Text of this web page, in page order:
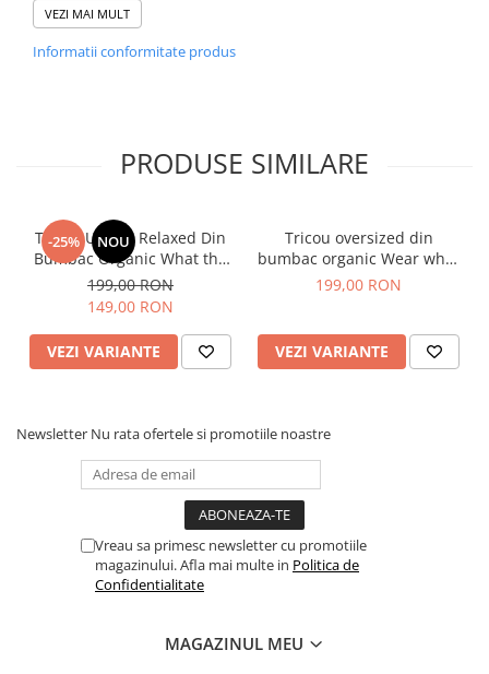
Tabelul de mărimi este furnizat de producător.
SUGESTIE! Măsurați unul dintre tricourile preferate de
acasă și comparați dimensiunile cu cele din tabel.
A - lățimea pieptului măsurată la 2,5 cm sub axilă, B - lungimea
tricoului, C - lungimea mânecii
Sizes
XXS XS S M L XL XXL
3XL
20.5 21.5 23 24.5 25
VEZI MAI MULT
Informatii conformitate produs
PRODUSE SIMILARE
-25% NOU
Tricou Unisex Relaxed Din
Bumbac Organic What the
fuck is matcha
199,00 RON
149,00 RON
VEZI VARIANTE
Tricou oversized din
bumbac organic Wear what
make you feel like you
199,00 RON
VEZI VARIANTE
Newsletter Nu rata ofertele si promotiile noastre
Vreau sa primesc newsletter cu promotiile
magazinului. Afla mai multe in Politica de
Confidentialitate
MAGAZINUL MEU